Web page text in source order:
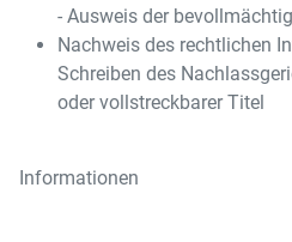
- Ausweis der
Nachweis des rechtlichen
Schreiben des
oder vollstreckbarer Titel
Informationen